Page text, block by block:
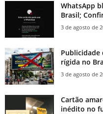
WhatsApp
Brasil;
3 de agosto de
Publicidade
rígida no
3 de agosto de
Cartão
inédito no